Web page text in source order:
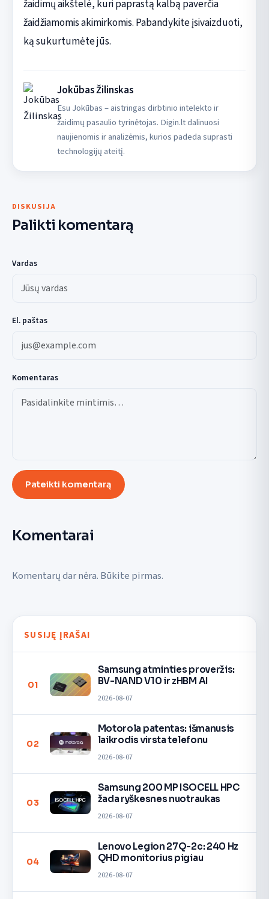
žaidimų aikštelė, kuri paprastą kalbą paverčia
žaidžiamomis akimirkomis. Pabandykite įsivaizduoti,
ką sukurtumėte jūs.
Jokūbas Žilinskas
Esu Jokūbas – aistringas dirbtinio intelekto ir
žaidimų pasaulio tyrinėtojas. Digin.lt dalinuosi
naujienomis ir analizėmis, kurios padeda suprasti
technologijų ateitį.
DISKUSIJA
Palikti komentarą
Vardas
El. paštas
Komentaras
Pateikti komentarą
Komentarai
Komentarų dar nėra. Būkite pirmas.
SUSIJĘ ĮRAŠAI
01
Samsung atminties proveržis:
BV-NAND V10 ir zHBM AI
2026-08-07
02
Motorola patentas: išmanusis
laikrodis virsta telefonu
2026-08-07
03
Samsung 200 MP ISOCELL HPC
žada ryškesnes nuotraukas
2026-08-07
04
Lenovo Legion 27Q-2c: 240 Hz
QHD monitorius pigiau
2026-08-07